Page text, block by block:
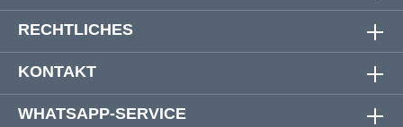
RECHTLICHES
KONTAKT
WHATSAPP-SERVICE